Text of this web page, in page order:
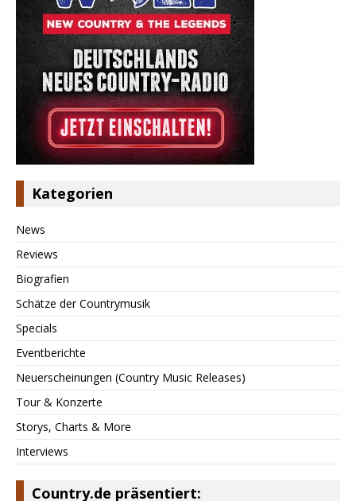
Kategorien
News
Reviews
Biografien
Schätze der Countrymusik
Specials
Eventberichte
Neuerscheinungen (Country Music Releases)
Tour & Konzerte
Storys, Charts & More
Interviews
Country.de präsentiert: